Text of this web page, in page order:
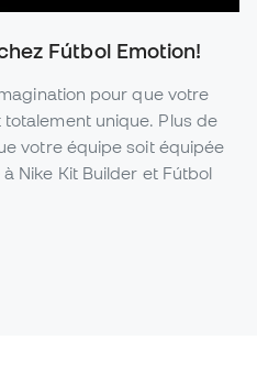
Fútbol Emotion!
pour que votre
unique. Plus de
votre équipe soit équipée
Nike Kit Builder et Fútbol